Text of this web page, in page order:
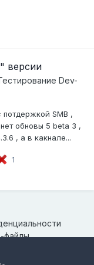
версии
Dev-
потдержкой SMB ,
обновы 5 beta 3 ,
, а в какнале...
1
файлы